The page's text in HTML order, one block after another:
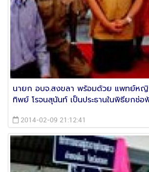
นายก อบจ.สงขลา พร้อมด้วย แพทย์
ทิพย์ โรจนสุนันท์ เป็นประธานในพิธียกช่อ
2014-02-09 21:12:41